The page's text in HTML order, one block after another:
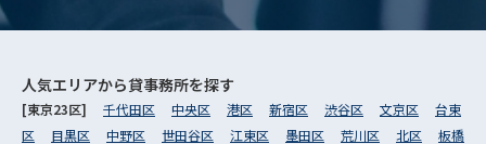
人気エリアから貸事務所を探す
[東京23区] 千代田区 中央区 港区 新宿区 渋谷区 文京区
台東
区
目黒区 中野区 世田谷区 江東区 墨田区 荒川区 北区
板橋